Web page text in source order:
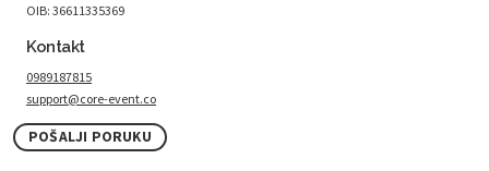
OIB: 36611335369
Kontakt
0989187815
support@core-event.co
POŠALJI PORUKU